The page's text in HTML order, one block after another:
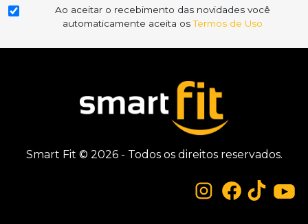
Ao aceitar o recebimento das novidades você
automaticamente aceita osTermos de Uso
Smart Fit © 2026 - Todos os direitos reservados.